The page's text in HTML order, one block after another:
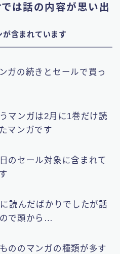
では話の内容が思い出
含まれています
ガの続きとセールで買っ
マンガは2月に1巻だけ読
マンガです
のセール対象に含まれて
読んだばかりでしたが話
で頭から…
ののマンガの種類が多す